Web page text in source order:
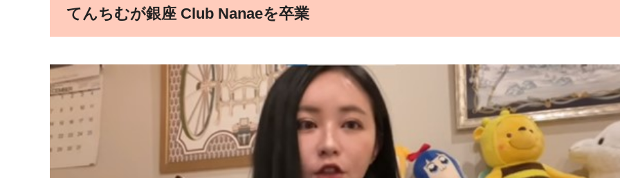
てんちむが銀座 Club Nanaeを卒業